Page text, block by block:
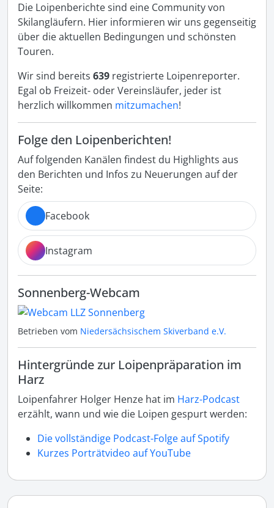
Die Loipenberichte sind eine Community von
Skilangläufern. Hier informieren wir uns gegenseitig
über die aktuellen Bedingungen und schönsten
Touren.
Wir sind bereits 639 registrierte Loipenreporter.
Egal ob Freizeit- oder Vereinsläufer, jeder ist
herzlich willkommen mitzumachen!
Folge den Loipenberichten!
Auf folgenden Kanälen findest du Highlights aus
den Berichten und Infos zu Neuerungen auf der
Seite:
Facebook
Instagram
Sonnenberg-Webcam
Betrieben vom Niedersächsischem Skiverband e.V.
Hintergründe zur Loipenpräparation im
Harz
Loipenfahrer Holger Henze hat im Harz-Podcast
erzählt, wann und wie die Loipen gespurt werden:
Die vollständige Podcast-Folge auf Spotify
Kurzes Porträtvideo auf YouTube